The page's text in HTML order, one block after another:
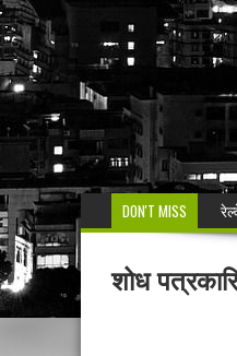
DON'T MISS
शोध